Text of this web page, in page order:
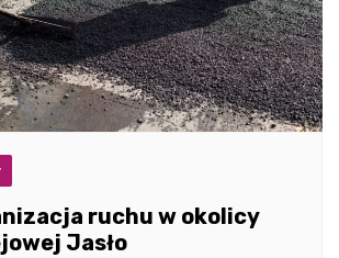
ruchu w okolicy
Jasło